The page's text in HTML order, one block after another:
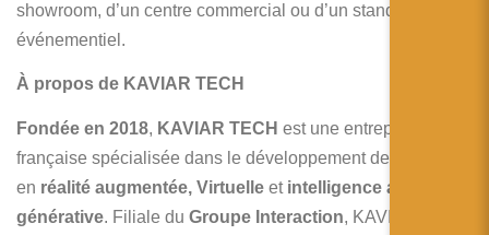
showroom, d’un centre commercial ou d’un stand
événementiel.
À propos de KAVIAR TECH
Fondée en 2018, KAVIAR TECH est une entreprise
française spécialisée dans le développement de solutions
en réalité augmentée, Virtuelle et intelligence artificielle
générative. Filiale du Groupe Interaction, KAVIAR TECH